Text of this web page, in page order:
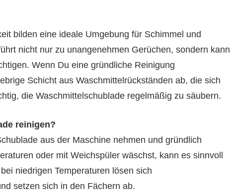
bilden eine ideale Umgebung für Schimmel und
nicht nur zu unangenehmen Gerüchen, sondern kann
Wenn Du eine gründliche Reinigung
Schicht aus Waschmittelrückständen ab, die sich
die Waschmittelschublade regelmäßig zu säubern.
reinigen?
aus der Maschine nehmen und gründlich
oder mit Weichspüler wäschst, kann es sinnvoll
niedrigen Temperaturen lösen sich
setzen sich in den Fächern ab.